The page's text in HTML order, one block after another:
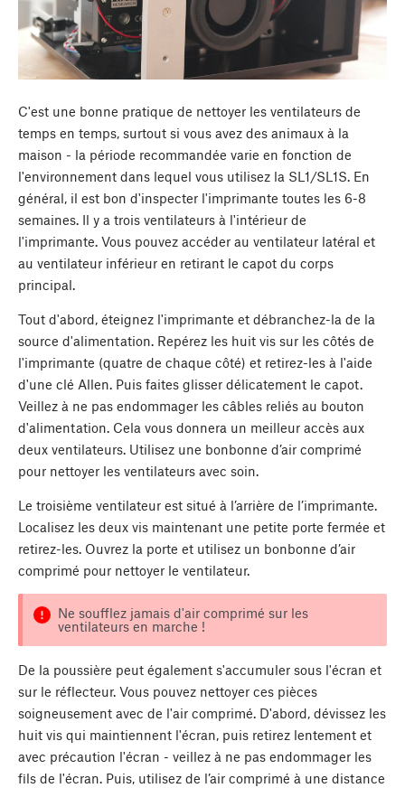
C'est une bonne pratique de nettoyer les ventilateurs de
temps en temps, surtout si vous avez des animaux à la
maison - la période recommandée varie en fonction de
l'environnement dans lequel vous utilisez la SL1/SL1S. En
général, il est bon d'inspecter l'imprimante toutes les 6-8
semaines. Il y a trois ventilateurs à l'intérieur de
l'imprimante. Vous pouvez accéder au ventilateur latéral et
au ventilateur inférieur en retirant le capot du corps
principal.
Tout d'abord, éteignez l'imprimante et débranchez-la de la
source d'alimentation. Repérez les huit vis sur les côtés de
l'imprimante (quatre de chaque côté) et retirez-les à l'aide
d'une clé Allen. Puis faites glisser délicatement le capot.
Veillez à ne pas endommager les câbles reliés au bouton
d'alimentation. Cela vous donnera un meilleur accès aux
deux ventilateurs. Utilisez une bonbonne d’air comprimé
pour nettoyer les ventilateurs avec soin.
Le troisième ventilateur est situé à l’arrière de l’imprimante.
Localisez les deux vis maintenant une petite porte fermée et
retirez-les. Ouvrez la porte et utilisez un bonbonne d’air
comprimé pour nettoyer le ventilateur.
Ne soufflez jamais d'air comprimé sur les
ventilateurs en marche !
De la poussière peut également s'accumuler sous l'écran et
sur le réflecteur. Vous pouvez nettoyer ces pièces
soigneusement avec de l'air comprimé. D'abord, dévissez les
huit vis qui maintiennent l'écran, puis retirez lentement et
avec précaution l'écran - veillez à ne pas endommager les
fils de l'écran. Puis, utilisez de l’air comprimé à une distance